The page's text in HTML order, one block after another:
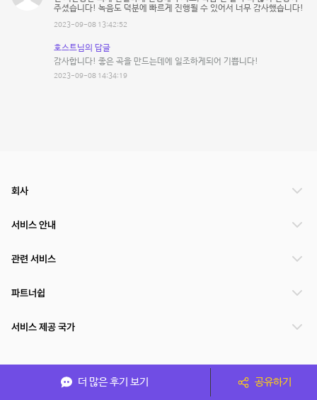
주셨습니다! 녹음도 덕분에 빠르게 진행될 수 있어서 너무 감사했습니다!
2023-09-08 13:42:52
호스트님의 답글
감사합니다! 좋은 곡을 만드는데에 일조하게되어 기쁩니다!
2023-09-08 14:34:19
더 많은 후기 보기 공유하기
회사
서비스 안내
관련 서비스
파트너쉽
서비스 제공 국가
(주)NSPACE 사업자정보